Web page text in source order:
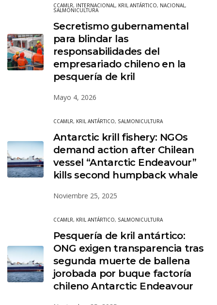
CCAMLR, INTERNACIONAL, KRIL ANTÁRTICO, NACIONAL,
SALMONICULTURA
Secretismo gubernamental
para blindar las
responsabilidades del
empresariado chileno en la
pesquería de kril
Mayo 4, 2026
CCAMLR, KRIL ANTÁRTICO, SALMONICULTURA
Antarctic krill fishery: NGOs
demand action after Chilean
vessel “Antarctic Endeavour”
kills second humpback whale
Noviembre 25, 2025
CCAMLR, KRIL ANTÁRTICO, SALMONICULTURA
Pesquería de kril antártico:
ONG exigen transparencia tras
segunda muerte de ballena
jorobada por buque factoría
chileno Antarctic Endeavour